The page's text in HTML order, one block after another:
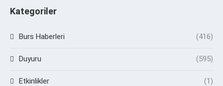
Kategoriler
Burs Haberleri (416)
Duyuru (595)
Etkinlikler (1)